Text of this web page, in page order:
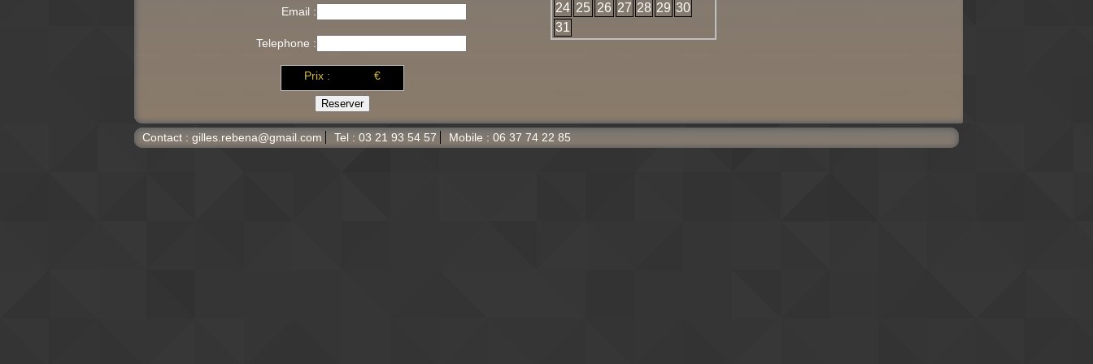
Email :
Telephone :
Prix : €
24 25 26 27 28 29 30
31
Contact : gilles.rebena@gmail.com Tel : 03 21 9354 57 Mobile : 06 37 74 22 85